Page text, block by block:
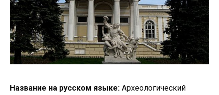
Название на русском языке: Археологический